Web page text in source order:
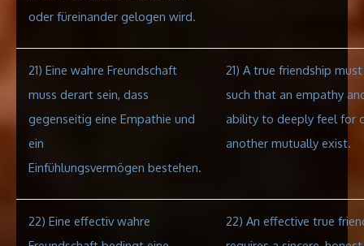
oder füreinander gelogen wird.
21) Eine wahre Freundschaft
muss derart sein, dass
gegenseitig eine Empathie und
ein
Einfühlungsvermögen bestehen.
21) A true friendship
such that an empathy
ability to deeply feel for
another mutually exist.
22) Eine effectiv wahre
22) An effective true